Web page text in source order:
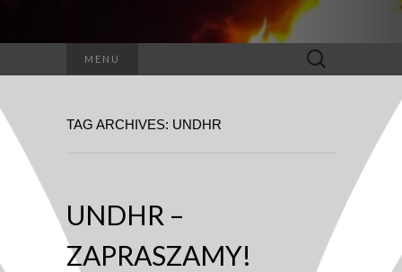
MENU Szukaj:
TAG ARCHIVES: UNDHR
UNDHR –
ZAPRASZAMY!